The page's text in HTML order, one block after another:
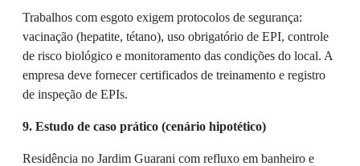
Trabalhos com esgoto exigem protocolos de segurança:
vacinação (hepatite, tétano), uso obrigatório de EPI, controle
de risco biológico e monitoramento das condições do local. A
empresa deve fornecer certificados de treinamento e registro
de inspeção de EPIs.
9. Estudo de caso prático (cenário hipotético)
Residência no Jardim Guarani com refluxo em banheiro e